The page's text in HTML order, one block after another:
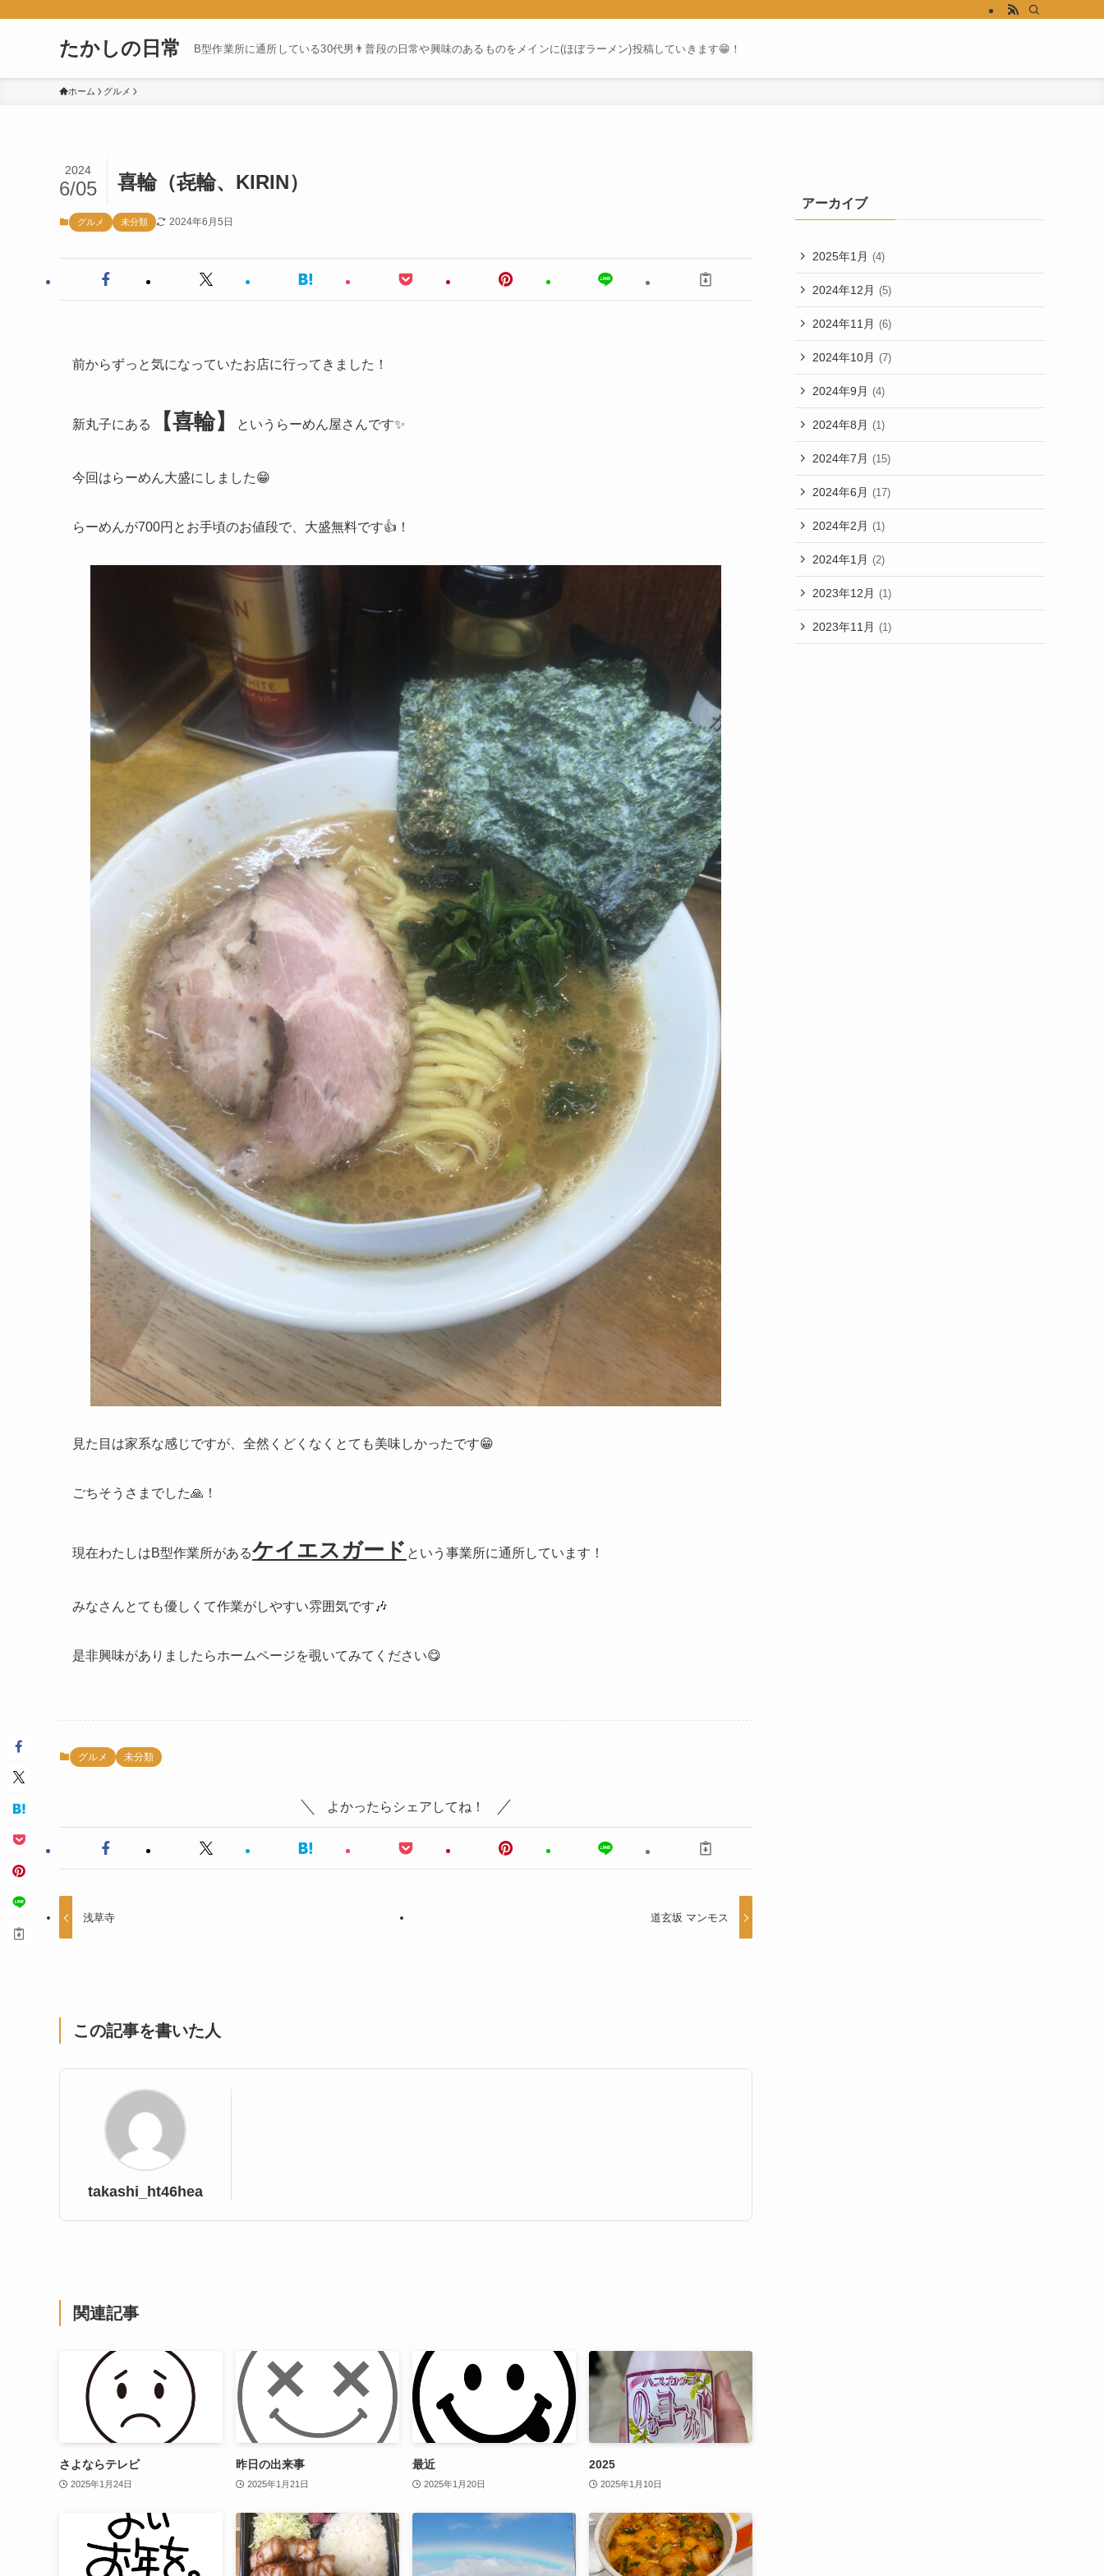
たかしの日常 B型作業所に通所している30代男👨普段の日常や興味のあるものをメインに(ほぼラーメン)投稿していきます😁！
ホーム グルメ
喜輪（㐂輪、KIRIN）
2024
6/05
グルメ 未分類 2024年6月5日
前からずっと気になっていたお店に行ってきました！
新丸子にある 【喜輪】 というらーめん屋さんです✨
今回はらーめん大盛にしました😁
らーめんが700円とお手頃のお値段で、大盛無料です👍！
見た目は家系な感じですが、全然くどくなくとても美味しかったです😁
ごちそうさまでした🙏！
現在わたしはB型作業所があるケイエスガード という事業所に通所しています！
みなさんとても優しくて作業がしやすい雰囲気です🎶
是非興味がありましたらホームページを覗いてみてください😋
グルメ 未分類
よかったらシェアしてね！
浅草寺 道玄坂 マンモス
この記事を書いた人
takashi_ht46hea
関連記事
さよならテレビ
2025年1月24日
昨日の出来事
2025年1月21日
最近
2025年1月20日
2025
2025年1月10日
アーカイブ
2025年1月 (4)
2024年12月 (5)
2024年11月 (6)
2024年10月 (7)
2024年9月 (4)
2024年8月 (1)
2024年7月 (15)
2024年6月 (17)
2024年2月 (1)
2024年1月 (2)
2023年12月 (1)
2023年11月 (1)